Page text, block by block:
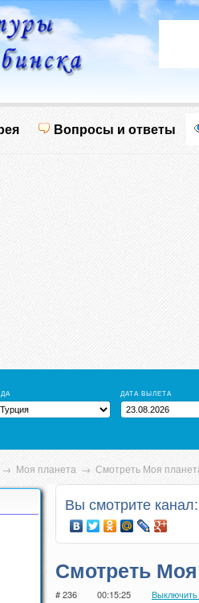
Вопросы и ответы
ДАТА ВЫЛЕТА
→ Моя планета → Смотреть Моя
Вы смотрите
Смотреть
# 236 00:15:25 Выключить